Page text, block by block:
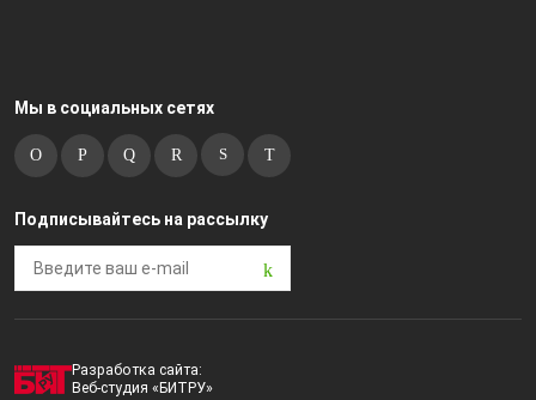
Мы в социальных сетях
Подписывайтесь на рассылку
Разработка сайта:
Веб-студия «БИТРУ»